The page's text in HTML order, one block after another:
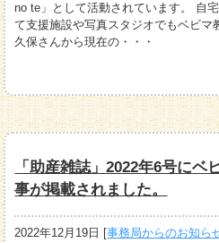
no te」として活動されています。 自
て支援施設や写真スタジオでもベビマ
久保さんから現在の・・・
「助産雑誌」2022年6号に
事が掲載されました。
2022年12月19日 [事務局からのお知ら